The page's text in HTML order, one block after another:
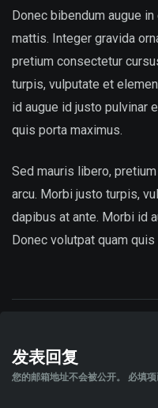
Donec bibendum augue
mattis. Integer gravida
pretium consectetur
turpis, vulputate et
id augue id justo pulvinar
quis porta maximus.
Sed mauris libero,
arcu. Morbi justo turpis,
dapibus at ante. Morbi id
Donec volutpat quam
发表回复
您的邮箱地址不会被公开。 必填项